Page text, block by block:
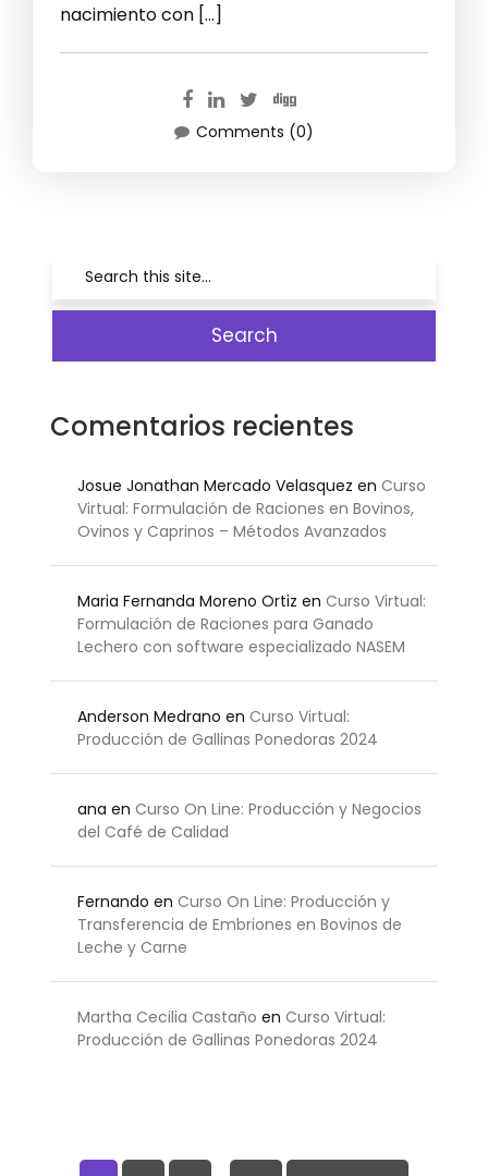
nacimiento con […]
Comments (0)
Comentarios recientes
Josue Jonathan Mercado Velasquez en Curso
Virtual: Formulación de Raciones en Bovinos,
Ovinos y Caprinos – Métodos Avanzados
Maria Fernanda Moreno Ortiz en Curso Virtual:
Formulación de Raciones para Ganado
Lechero con software especializado NASEM
Anderson Medrano en Curso Virtual:
Producción de Gallinas Ponedoras 2024
ana en Curso On Line: Producción y Negocios
del Café de Calidad
Fernando en Curso On Line: Producción y
Transferencia de Embriones en Bovinos de
Leche y Carne
Martha Cecilia Castaño en Curso Virtual:
Producción de Gallinas Ponedoras 2024